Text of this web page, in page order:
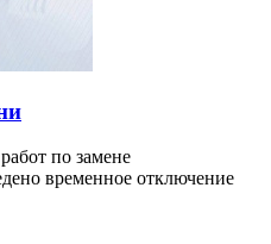
по замене
временное отключение